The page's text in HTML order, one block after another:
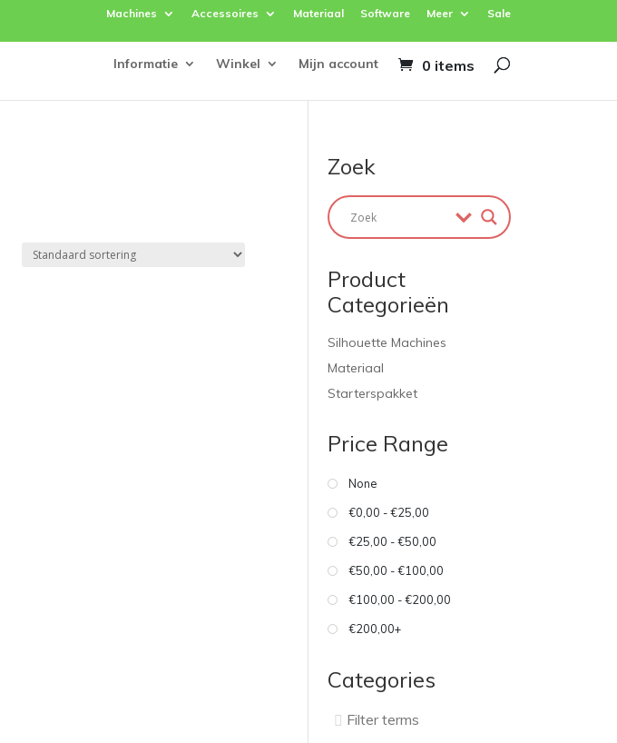
Machines Accessoires Materiaal Software Meer Sale
Informatie Winkel Mijn account 0 items
Zoek
Product
Categorieën
Silhouette Machines
Materiaal
Starterspakket
Price Range
None
€0,00 - €25,00
€25,00 - €50,00
€50,00 - €100,00
€100,00 - €200,00
€200,00+
Categories